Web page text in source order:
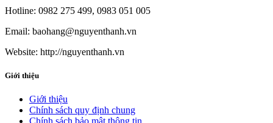
Hotline: 0982 275 499, 0983 051 005
Email: baohang@nguyenthanh.vn
Website: http://nguyenthanh.vn
Giới thiệu
Giới thiệu
Chính sách quy định chung